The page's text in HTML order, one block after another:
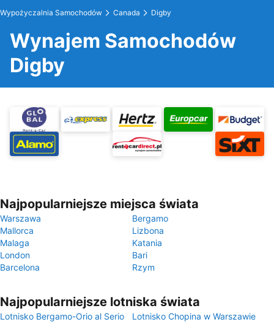
Wypożyczalnia Samochodów Canada Digby
Wynajem Samochodów
Digby
Najpopularniejsze miejsca świata
Warszawa
Bergamo
Mallorca
Lizbona
Malaga
Katania
London
Bari
Barcelona
Rzym
Najpopularniejsze lotniska świata
Lotnisko Bergamo-Orio al Serio
Lotnisko Chopina w Warszawie